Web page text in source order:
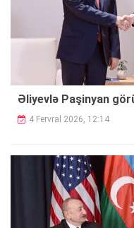
Əliyevlə Paşinyan
4 Fervral 2026, 12:14